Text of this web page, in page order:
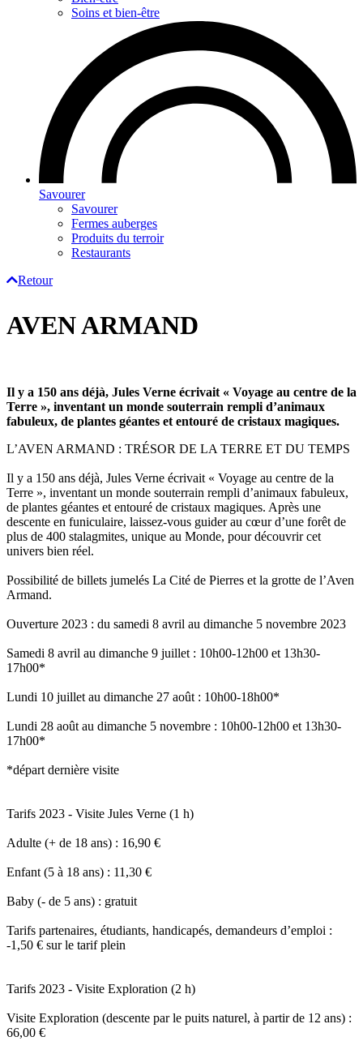
Soins et bien-être
Savourer
Savourer
Fermes auberges
Produits du terroir
Restaurants
Retour
AVEN ARMAND
Il y a 150 ans déjà, Jules Verne écrivait « Voyage au centre de la
Terre », inventant un monde souterrain rempli d’animaux
fabuleux, de plantes géantes et entouré de cristaux magiques.
L’AVEN ARMAND : TRÉSOR DE LA TERRE ET DU TEMPS
Il y a 150 ans déjà, Jules Verne écrivait « Voyage au centre de la
Terre », inventant un monde souterrain rempli d’animaux fabuleux,
de plantes géantes et entouré de cristaux magiques. Après une
descente en funiculaire, laissez-vous guider au cœur d’une forêt de
plus de 400 stalagmites, unique au Monde, pour découvrir cet
univers bien réel.
Possibilité de billets jumelés La Cité de Pierres et la grotte de l’Aven
Armand.
Ouverture 2023 : du samedi 8 avril au dimanche 5 novembre 2023
Samedi 8 avril au dimanche 9 juillet : 10h00-12h00 et 13h30-
17h00*
Lundi 10 juillet au dimanche 27 août : 10h00-18h00*
Lundi 28 août au dimanche 5 novembre : 10h00-12h00 et 13h30-
17h00*
*départ dernière visite
Tarifs 2023 - Visite Jules Verne (1 h)
Adulte (+ de 18 ans) : 16,90 €
Enfant (5 à 18 ans) : 11,30 €
Baby (- de 5 ans) : gratuit
Tarifs partenaires, étudiants, handicapés, demandeurs d’emploi :
-1,50 € sur le tarif plein
Tarifs 2023 - Visite Exploration (2 h)
Visite Exploration (descente par le puits naturel, à partir de 12 ans) :
66,00 €